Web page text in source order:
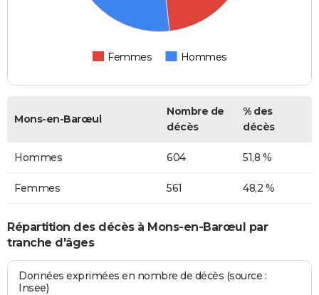
Femmes Hommes
Mons-en-Barœul
Nombre de
décès
% des
décès
Hommes 604 51,8 %
Femmes 561 48,2 %
Répartition des décès à Mons-en-Barœul par
tranche d'âges
Données exprimées en nombre de décès (source :
Insee)